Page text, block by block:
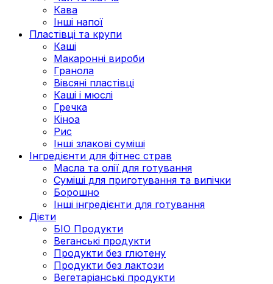
Кава
Інші напої
Пластівці та крупи
Каші
Макаронні вироби
Гранола
Вівсяні пластівці
Каші і мюслі
Гречка
Кіноа
Рис
Інші злакові суміші
Інгредієнти для фітнес страв
Масла та олії для готування
Суміші для приготування та випічки
Борошно
Інші інгредієнти для готування
Дієти
БІО Продукти
Веганські продукти
Продукти без глютену
Продукти без лактози
Вегетаріанські продукти